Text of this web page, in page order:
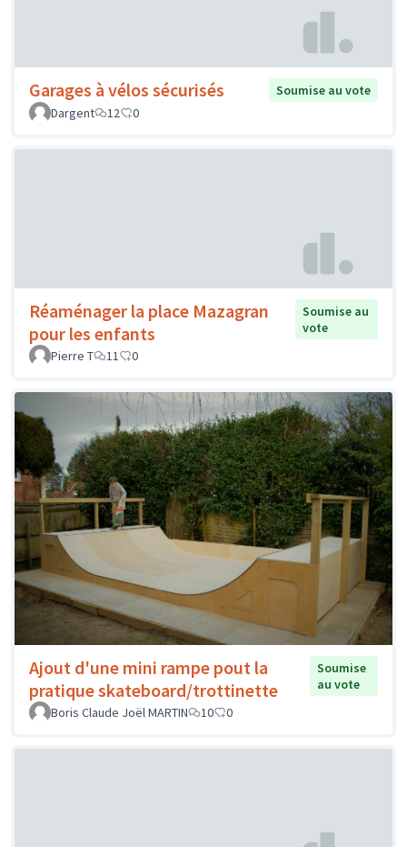
Garages à vélos sécurisés
Soumise au vote
Dargent
12 0
Réaménager la place Mazagran
pour les enfants
Soumise au
vote
Pierre T
11 0
Ajout d'une mini rampe pout la
pratique skateboard/trottinette
Soumise
au vote
Boris Claude Joël MARTIN
10 0